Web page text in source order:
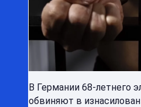
В Германии 68-летнего
обвиняют в